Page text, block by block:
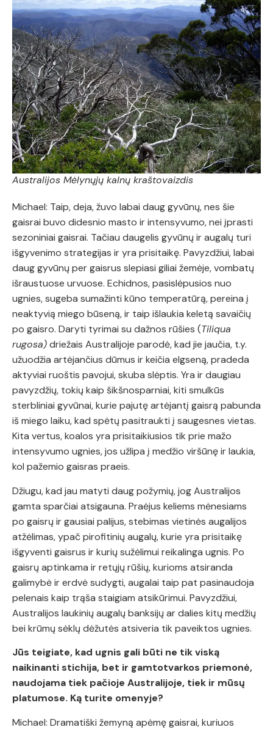
Australijos Mėlynųjų kalnų kraštovaizdis
Michael: Taip, deja, žuvo labai daug gyvūnų, nes šie
gaisrai buvo didesnio masto ir intensyvumo, nei įprasti
sezoniniai gaisrai. Tačiau daugelis gyvūnų ir augalų turi
išgyvenimo strategijas ir yra prisitaikę. Pavyzdžiui, labai
daug gyvūnų per gaisrus slepiasi giliai žemėje, vombatų
išraustuose urvuose. Echidnos, pasislėpusios nuo
ugnies, sugeba sumažinti kūno temperatūrą, pereina į
neaktyvią miego būseną, ir taip išlaukia keletą savaičių
po gaisro. Daryti tyrimai su dažnos rūšies (Tiliqua
rugosa)driežais Australijoje parodė, kad jie jaučia, t.y.
užuodžia artėjančius dūmus ir keičia elgseną, pradeda
aktyviai ruoštis pavojui, skuba slėptis. Yra ir daugiau
pavyzdžių, tokių kaip šikšnosparniai, kiti smulkūs
sterbliniai gyvūnai, kurie pajutę artėjantį gaisrą pabunda
iš miego laiku, kad spėtų pasitraukti į saugesnes vietas.
Kita vertus, koalos yra prisitaikiusios tik prie mažo
intensyvumo ugnies, jos užlipa į medžio viršūnę ir laukia,
kol pažemio gaisras praeis.
Džiugu, kad jau matyti daug požymių, jog Australijos
gamta sparčiai atsigauna. Praėjus keliems mėnesiams
po gaisrų ir gausiai palijus, stebimas vietinės augalijos
atžėlimas, ypač pirofitinių augalų, kurie yra prisitaikę
išgyventi gaisrus ir kurių sužėlimui reikalinga ugnis. Po
gaisrų aptinkama ir retųjų rūšių, kurioms atsiranda
galimybė ir erdvė sudygti, augalai taip pat pasinaudoja
pelenais kaip trąša staigiam atsikūrimui. Pavyzdžiui,
Australijos laukinių augalų banksijų ar dalies kitų medžių
bei krūmų sėklų dėžutės atsiveria tik paveiktos ugnies.
Jūs teigiate, kad ugnis gali būti ne tik viską
naikinanti stichija, bet ir gamtotvarkos priemonė,
naudojama tiek pačioje Australijoje, tiek ir mūsų
platumose. Ką turite omenyje?
Michael: Dramatiški žemyną apėmę gaisrai, kuriuos